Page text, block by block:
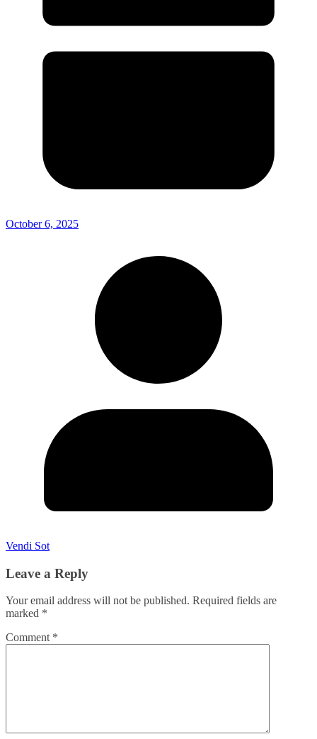
October 6, 2025
Vendi Sot
Leave a Reply
Your email address will not be published. Required fields are
marked *
Comment *